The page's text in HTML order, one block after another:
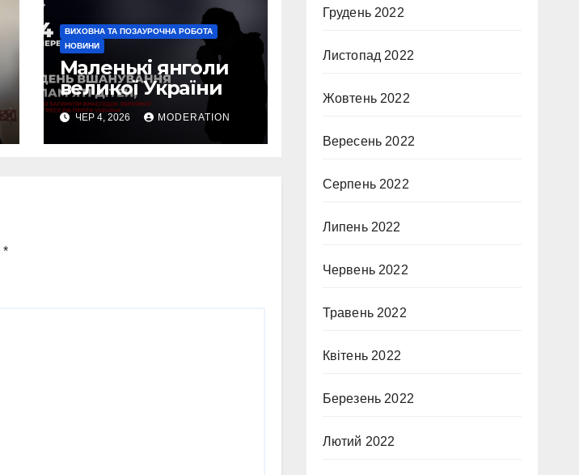
ВИХОВНА ТА ПОЗАУРОЧНА РОБОТА
НОВИНИ
Маленькі янголи
великої України
ЧЕР 4, 2026 MODERATION
*
Грудень 2022
Листопад 2022
Жовтень 2022
Вересень 2022
Серпень 2022
Липень 2022
Червень 2022
Травень 2022
Квітень 2022
Березень 2022
Лютий 2022